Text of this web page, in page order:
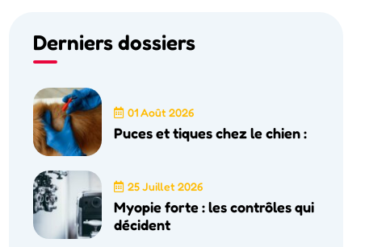
Derniers dossiers
01 Août 2026
Puces et tiques chez le chien :
25 Juillet 2026
Myopie forte : les contrôles qui
décident